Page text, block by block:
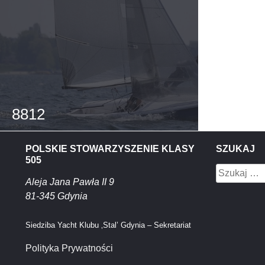
8812
POLSKIE STOWARZYSZENIE KLASY
505
Aleja Jana Pawła II 9
81-345 Gdynia
Siedziba Yacht Klubu ‚Stal’ Gdynia – Sekretariat
Polityka Prywatności
SZUKAJ
Szukaj: